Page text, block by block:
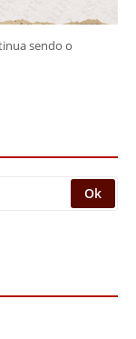
sendo o